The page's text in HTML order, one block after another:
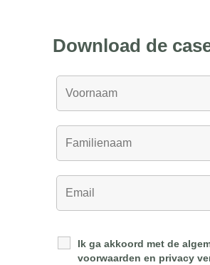
Download de
Ik ga akkoord met de
voorwaarden en privacy